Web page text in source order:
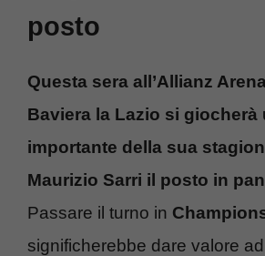
posto
Questa sera all’Allianz
Baviera la Lazio si giocherà
importante della sua
Maurizio Sarri il posto in
Passare il turno in
significherebbe dare valore